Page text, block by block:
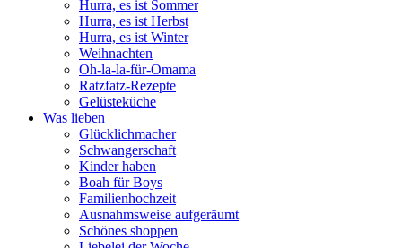
Hurra, es ist Sommer
Hurra, es ist Herbst
Hurra, es ist Winter
Weihnachten
Oh-la-la-für-Omama
Ratzfatz-Rezepte
Gelüsteküche
Was lieben
Glücklichmacher
Schwangerschaft
Kinder haben
Boah für Boys
Familienhochzeit
Ausnahmsweise aufgeräumt
Schönes shoppen